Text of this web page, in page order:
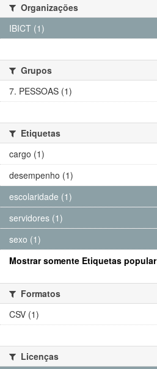
Organizações
IBICT (1)
Grupos
7. PESSOAS (1)
Etiquetas
cargo (1)
desempenho (1)
escolaridade (1)
servidores (1)
sexo (1)
Mostrar somente Etiquetas popular
Formatos
CSV (1)
Licenças